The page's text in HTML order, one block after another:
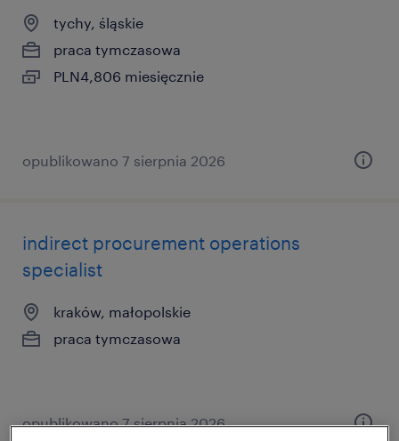
tychy, śląskie
praca tymczasowa
PLN4,806 miesięcznie
opublikowano 7 sierpnia 2026
indirect procurement operations
specialist
kraków, małopolskie
praca tymczasowa
opublikowano 7 sierpnia 2026